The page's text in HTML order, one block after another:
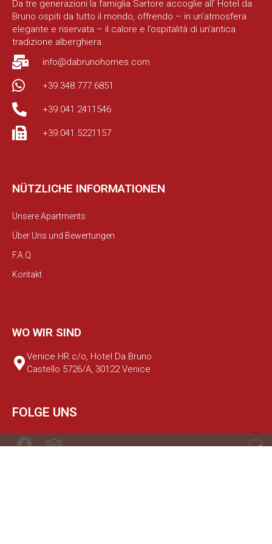
Da tre generazioni la famiglia Sartore accoglie all’ Hotel da
Bruno ospiti da tutto il mondo, offrendo – in un’atmosfera
elegante e riservata – il calore e l’ospitalità di un’antica
tradizione alberghiera.
info@dabrunohomes.com
+39.348.777.6851
+39.041.2411546
+39.041.5221157
NÜTZLICHE INFORMATIONEN
Unsere Apartments
Über Uns und Bewertungen
F.A.Q.
Kontakt
WO WIR SIND
Venice HR c/o, Hotel Da Bruno
Castello 5726/A, 30122 Venice
FOLGE UNS